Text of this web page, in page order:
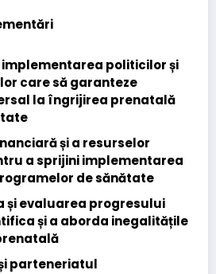
implementarea politicilor și
care să garanteze
la îngrijirea prenatală
și a resurselor
a sprijini implementarea
de sănătate
și evaluarea progresului
și a aborda inegalitățile
parteneriatul